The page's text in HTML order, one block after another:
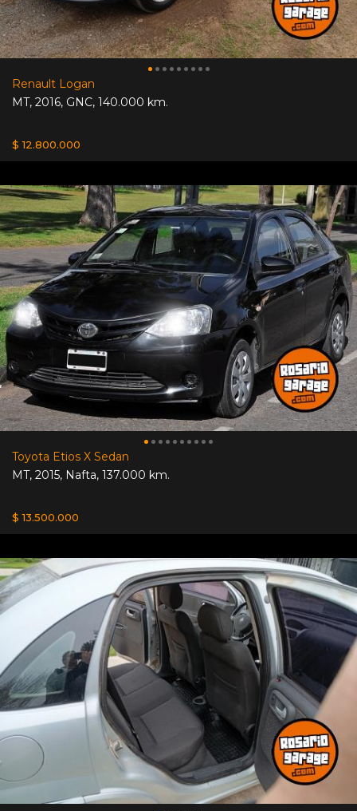
Renault Logan
MT, 2016, GNC, 140.000 km.
$ 12.800.000
Toyota Etios X Sedan
MT, 2015, Nafta, 137.000 km.
$ 13.500.000